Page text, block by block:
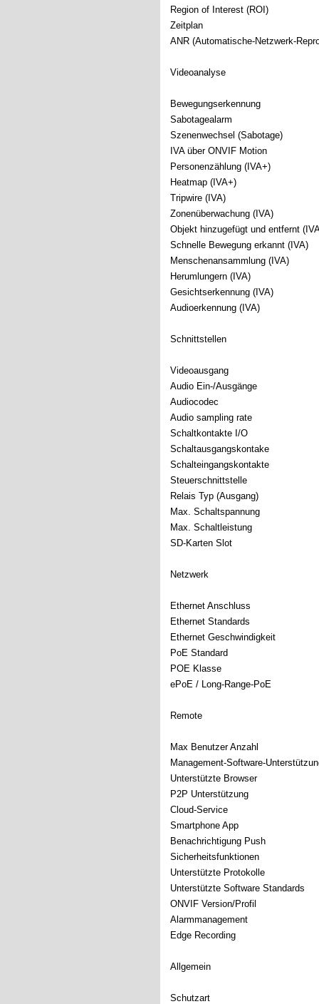
Region of Interest (ROI)
Zeitplan
ANR (Automatische-Netzwerk-
Videoanalyse
Bewegungserkennung
Sabotagealarm
Szenenwechsel (Sabotage)
IVA über ONVIF Motion
Personenzählung (IVA+)
Heatmap (IVA+)
Tripwire (IVA)
Zonenüberwachung (IVA)
Objekt hinzugefügt und entfernt
Schnelle Bewegung erkannt (IVA)
Menschenansammlung (IVA)
Herumlungern (IVA)
Gesichtserkennung (IVA)
Audioerkennung (IVA)
Schnittstellen
Videoausgang
Audio Ein-/Ausgänge
Audiocodec
Audio sampling rate
Schaltkontakte I/O
Schaltausgangskontake
Schalteingangskontakte
Steuerschnittstelle
Relais Typ (Ausgang)
Max. Schaltspannung
Max. Schaltleistung
SD-Karten Slot
Netzwerk
Ethernet Anschluss
Ethernet Standards
Ethernet Geschwindigkeit
PoE Standard
POE Klasse
ePoE / Long-Range-PoE
Remote
Max Benutzer Anzahl
Management-Software-
Unterstützte Browser
P2P Unterstützung
Cloud-Service
Smartphone App
Benachrichtigung Push
Sicherheitsfunktionen
Unterstützte Protokolle
Unterstützte Software Standards
ONVIF Version/Profil
Alarmmanagement
Edge Recording
Allgemein
Schutzart